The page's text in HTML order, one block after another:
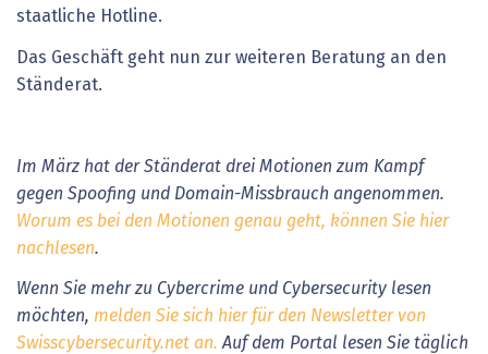
staatliche Hotline.
Das Geschäft geht nun zur weiteren Beratung an den
Ständerat.
Im März hat der Ständerat drei Motionen zum Kampf
gegen Spoofing und Domain-Missbrauch angenommen.
Worum es bei den Motionen genau geht, können Sie hier
nachlesen.
Wenn Sie mehr zu Cybercrime und Cybersecurity lesen
möchten, melden Sie sich hier für den Newsletter von
Swisscybersecurity.net an. Auf dem Portal lesen Sie täglich